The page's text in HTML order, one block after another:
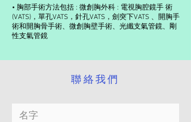
• 胸部手術方法包括 : 微創胸外科 : 電視胸腔鏡手 術
(VATS)，單孔VATS，針孔VATS，劍突下VATS 、開胸手
術和開胸骨手術、微創胸壁手術、光纖支氣管鏡、剛
性支氣管鏡
​聯絡我們